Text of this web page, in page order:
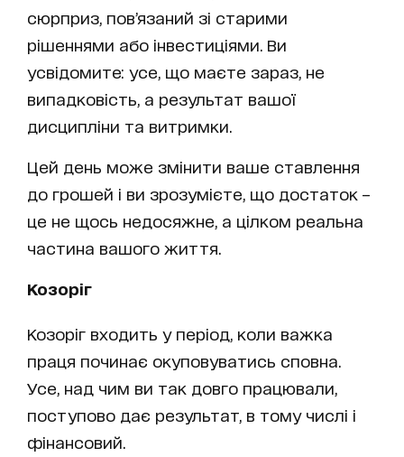
сюрприз, пов’язаний зі старими
рішеннями або інвестиціями. Ви
усвідомите: усе, що маєте зараз, не
випадковість, а результат вашої
дисципліни та витримки.
Цей день може змінити ваше ставлення
до грошей і ви зрозумієте, що достаток –
це не щось недосяжне, а цілком реальна
частина вашого життя.
Козоріг
Козоріг входить у період, коли важка
праця починає окуповуватись сповна.
Усе, над чим ви так довго працювали,
поступово дає результат, в тому числі і
фінансовий.